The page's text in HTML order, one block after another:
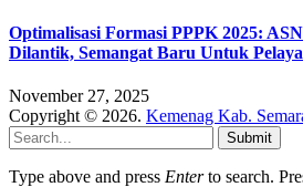
Optimalisasi Formasi PPPK 2025:
Dilantik, Semangat Baru Untuk
November 27, 2025
Copyright © 2026. Kemenag Kab.
Submit
Type above and press Enterto search.